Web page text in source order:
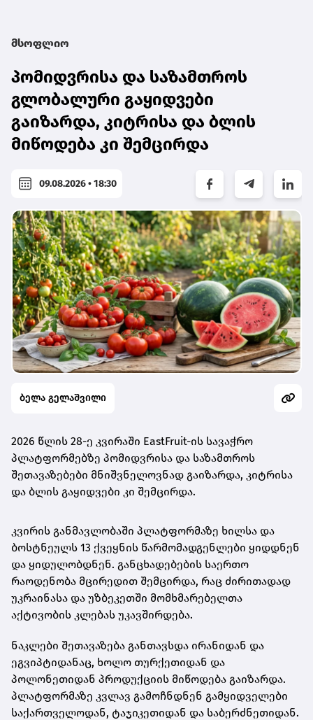
მსოფლიო
პომიდვრისა და საზამთროს
გლობალური გაყიდვები
გაიზარდა, კიტრისა და ბლის
მიწოდება კი შემცირდა
09.08.2026 • 18:30
ბელა გელაშვილი
2026 წლის 28-ე კვირაში EastFruit-ის სავაჭრო
პლატფორმებზე პომიდვრისა და საზამთროს
შეთავაზებები მნიშვნელოვნად გაიზარდა, კიტრისა
და ბლის გაყიდვები კი შემცირდა.
კვირის განმავლობაში პლატფორმაზე ხილსა და
ბოსტნეულს 13 ქვეყნის წარმომადგენლები ყიდდნენ
და ყიდულობდნენ. განცხადებების საერთო
რაოდენობა მცირედით შემცირდა, რაც ძირითადად
უკრაინასა და უზბეკეთში მომხმარებელთა
აქტივობის კლებას უკავშირდება.
ნაკლები შეთავაზება განთავსდა ირანიდან და
ეგვიპტიდანაც, ხოლო თურქეთიდან და
პოლონეთიდან პროდუქციის მიწოდება გაიზარდა.
პლატფორმაზე კვლავ გამოჩნდნენ გამყიდველები
საქართველოდან, ტაჯიკეთიდან და საბერძნეთიდან.